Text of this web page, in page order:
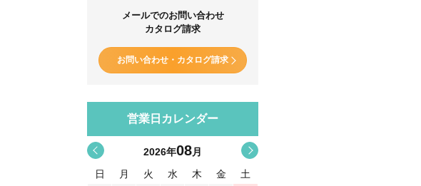
メールでのお問い合わせ
カタログ請求
お問い合わせ・カタログ請求
営業日カレンダー
< 2026年08月
日
月 火 水 木 金
土